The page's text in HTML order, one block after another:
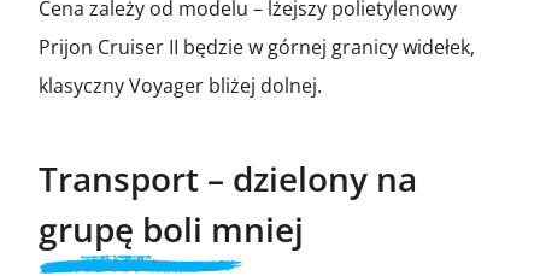
Cena zależy od modelu – lżejszy polietylenowy
Prijon Cruiser II będzie w górnej granicy widełek,
klasyczny Voyager bliżej dolnej.
Transport – dzielony na
grupę boli mniej